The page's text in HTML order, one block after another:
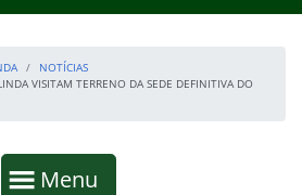
NOTÍCIAS
VISITAM TERRENO DA SEDE DEFINITIVA DO
Mostrar
Menu